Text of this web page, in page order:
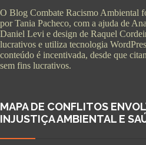
O Blog Combate Racismo Ambiental
por Tania Pacheco, com a ajuda de
Daniel Levi e design de Raquel
lucrativos e utiliza tecnologia
conteúdo é incentivada, desde que
sem fins lucrativos.
MAPA DE CONFLITOS
INJUSTIÇA AMBIENTAL E